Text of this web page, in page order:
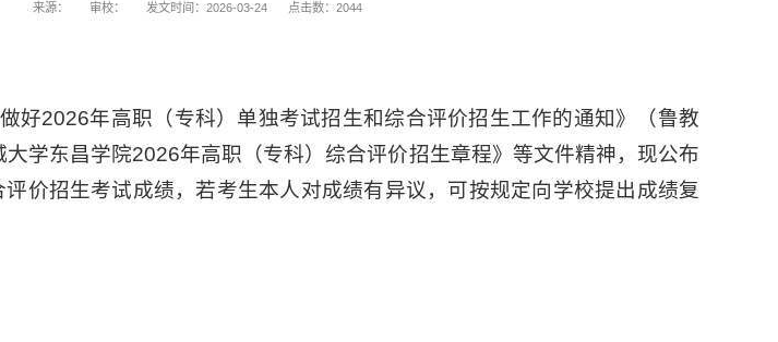
来源： 审校： 发文时间：2026-03-24 点击数： 2044
好2026年高职（专科）单独考试招生和综合评价招生工作的通知》（鲁教
学东昌学院2026年高职（专科）综合评价招生章程》等文件精神，现公布
价招生考试成绩，若考生本人对成绩有异议，可按规定向学校提出成绩复